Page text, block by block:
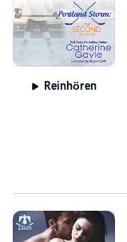
Reinhören